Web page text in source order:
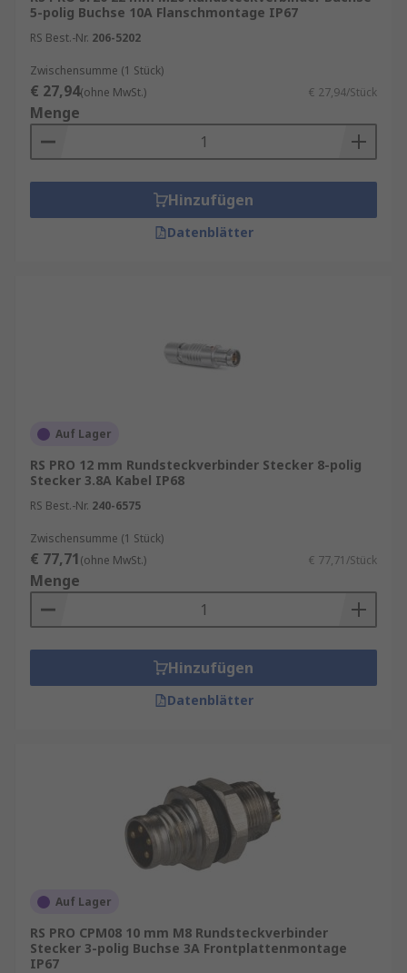
5-polig Buchse 10A Flanschmontage IP67
RS Best.-Nr. 206-5202
Zwischensumme (1 Stück)
€ 27,94(ohne MwSt.) € 27,94/Stück
Menge
Hinzufügen
Datenblätter
Auf Lager
RS PRO 12 mm Rundsteckverbinder Stecker 8-polig
Stecker 3.8A Kabel IP68
RS Best.-Nr. 240-6575
Zwischensumme (1 Stück)
€ 77,71(ohne MwSt.) € 77,71/Stück
Menge
Hinzufügen
Datenblätter
Auf Lager
RS PRO CPM08 10 mm M8 Rundsteckverbinder
Stecker 3-polig Buchse 3A Frontplattenmontage
IP67